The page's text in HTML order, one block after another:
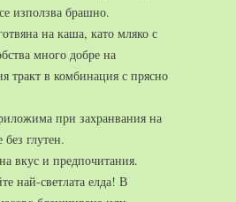
използва брашно.
на каша, като мляко с
много добре на
тракт в комбинация с прясно
при захранвания на
без глутен.
вкус и предпочитания.
най-светлата елда! В